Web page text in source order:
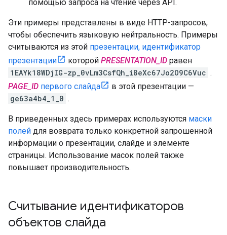
помощью запроса на чтение через API.
Эти примеры представлены в виде HTTP-запросов,
чтобы обеспечить языковую нейтральность. Примеры
считываются из этой презентации, идентификатор
презентации
которой PRESENTATION_ID равен
1EAYk18WDjIG-zp_0vLm3CsfQh_i8eXc67Jo2O9C6Vuc .
PAGE_ID первого слайда
в этой презентации —
ge63a4b4_1_0 .
В приведенных здесь примерах используются маски
полей для возврата только конкретной запрошенной
информации о презентации, слайде и элементе
страницы. Использование масок полей также
повышает производительность.
Считывание идентификаторов
объектов слайда